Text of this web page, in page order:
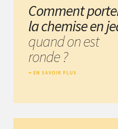
Comment
la chemise en
quand on est
ronde ?
EN SAVOIR PLUS